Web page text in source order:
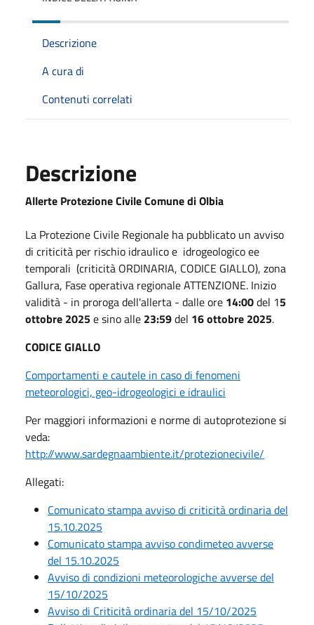
Descrizione
A cura di
Contenuti correlati
Descrizione
Allerte Protezione Civile Comune di Olbia
La Protezione Civile Regionale ha pubblicato un avviso
di criticità per rischio idraulico e idrogeologico ee
temporali (criticità ORDINARIA, CODICE GIALLO), zona
Gallura, Fase operativa regionale ATTENZIONE. Inizio
validità - in proroga dell'allerta - dalle ore 14:00del 15
ottobre 2025e sino alle 23:59del 16 ottobre 2025.
CODICE GIALLO
Comportamenti e cautele in caso di fenomeni
meteorologici, geo-idrogeologici e idraulici
Per maggiori informazioni e norme di autoprotezione si
veda:
http://www.sardegnaambiente.it/protezionecivile/
Allegati:
Comunicato stampa avviso di criticità ordinaria del
15.10.2025
Comunicato stampa avviso condimeteo avverse
del 15.10.2025
Avviso di condizioni meteorologiche avverse del
15/10/2025
Avviso di Criticità ordinaria del 15/10/2025